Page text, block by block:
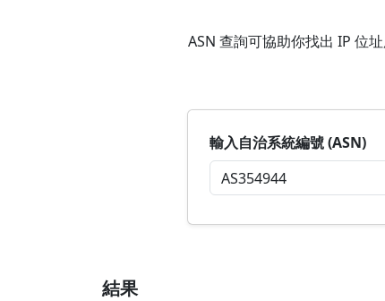
ASN 查詢可協助你找出 IP 位
輸入自治系統編號 (ASN)
結果